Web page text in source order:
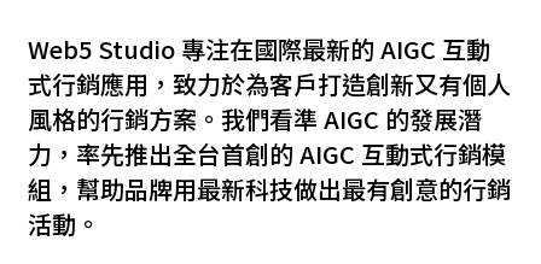
Web5 Studio 專注在國際最新的 AIGC 互動
式行銷應用，致力於為客戶打造創新又有個人
風格的行銷方案。我們看準 AIGC 的發展潛
力，率先推出全台首創的 AIGC 互動式行銷模
組，幫助品牌用最新科技做出最有創意的行銷
活動。